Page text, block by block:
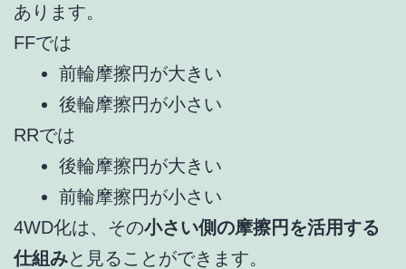
あります。
FFでは
前輪摩擦円が大きい
後輪摩擦円が小さい
RRでは
後輪摩擦円が大きい
前輪摩擦円が小さい
4WD化は、その小さい側の摩擦円を活用する
仕組みと見ることができます。